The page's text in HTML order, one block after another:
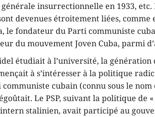
générale insurrectionnelle en 1933,
devenues étroitement liées, comme
le fondateur du Parti communiste
du mouvement Joven Cuba, parmi
étudiait à l’université, la génération
à s’intéresser à la politique
cubain (connu sous le nom
Le PSP, suivant la politique de
stalinien, avait participé au